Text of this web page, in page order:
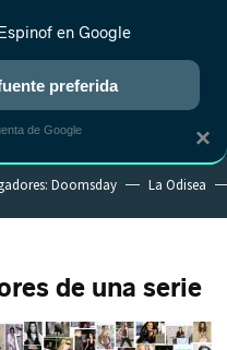
ANIME RANKINGS CINE
Doomsday La Odisea
de una serie
×
en Google
preferida
de Google